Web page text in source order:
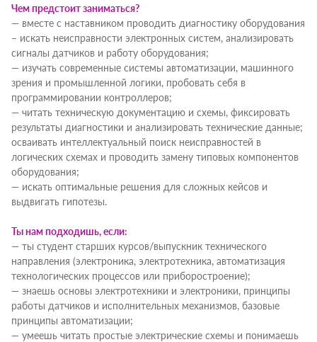
Чем предстоит заниматься?
— вместе с наставником проводить диагностику оборудования
– искать неисправности электронных систем, анализировать
сигналы датчиков и работу оборудования;
— изучать современные системы автоматизации, машинного
зрения и промышленной логики, пробовать себя в
программировании контроллеров​;
— читать техническую документацию и схемы, фиксировать
результаты диагностики и анализировать технические данные​;
осваивать интеллектуальный поиск неисправностей в
логических схемах и проводить замену типовых компонентов
оборудования;
— искать оптимальные решения для сложных кейсов и
выдвигать гипотезы.
Ты нам подходишь, если:
— ты студент старших курсов/выпускник технического
направления (электроника, электротехника, автоматизация
технологических процессов или приборостроение)​;
— знаешь основы электротехники и электроники, принципы
работы датчиков и исполнительных механизмов, базовые
принципы автоматизации​;
— умеешь читать простые электрические схемы и понимаешь